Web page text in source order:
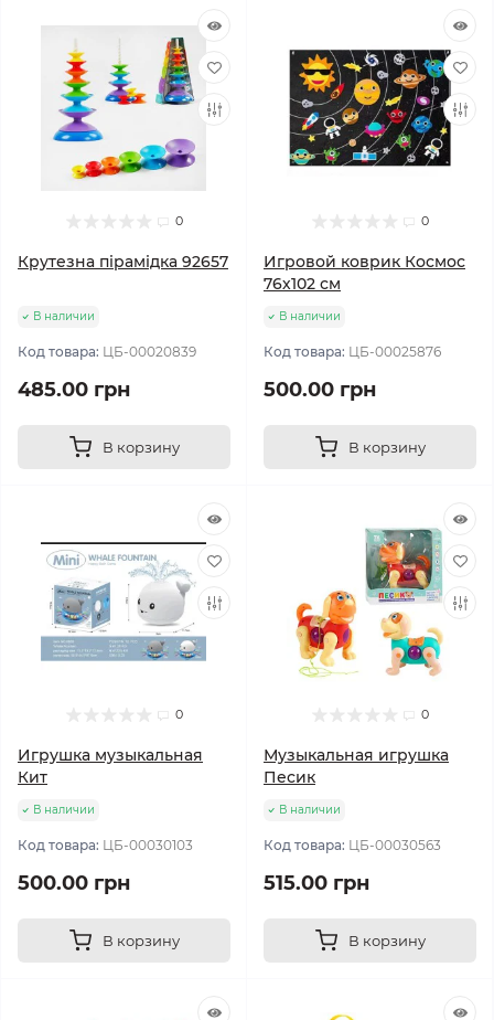
0
Крутезна пірамідка 92657
В наличии
Код товара: ЦБ-00020839
485.00 грн
В корзину
0
Игровой коврик Космос
76х102 см
В наличии
Код товара: ЦБ-00025876
500.00 грн
В корзину
0
Игрушка музыкальная
Кит
В наличии
Код товара: ЦБ-00030103
500.00 грн
В корзину
0
Музыкальная игрушка
Песик
В наличии
Код товара: ЦБ-00030563
515.00 грн
В корзину